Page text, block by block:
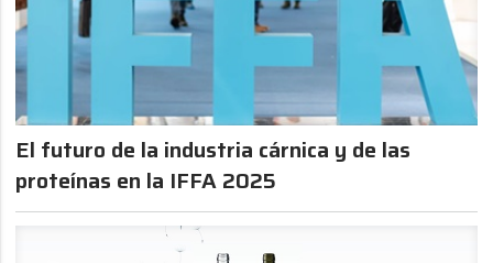
El futuro de la industria cárnica y de las
proteínas en la IFFA 2025